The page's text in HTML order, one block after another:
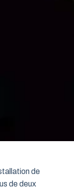
de
de deux